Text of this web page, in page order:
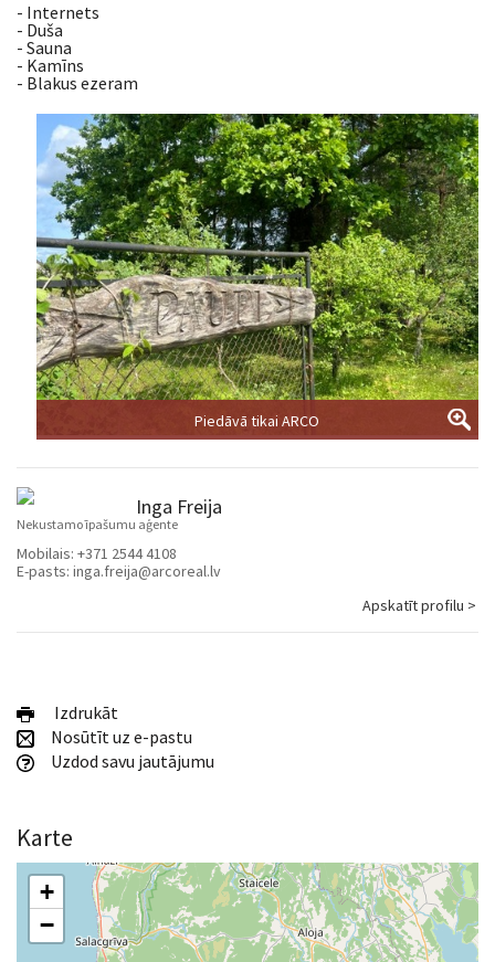
- Internets
- Duša
- Sauna
- Kamīns
- Blakus ezeram
Piedāvā tikai ARCO
Inga Freija
Nekustamo īpašumu aģente
Mobilais: +371 2544 4108
E-pasts: inga.freija@arcoreal.lv
Apskatīt profilu >
Izdrukāt
Nosūtīt uz e-pastu
Uzdod savu jautājumu
Karte
+
−